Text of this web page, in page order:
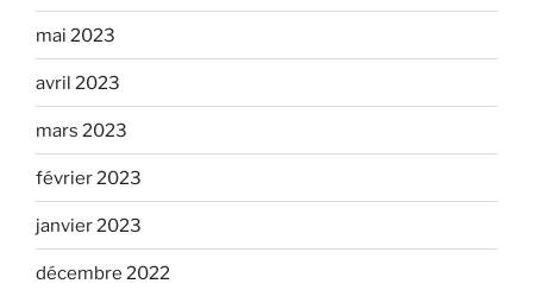
mai 2023
avril 2023
mars 2023
février 2023
janvier 2023
décembre 2022